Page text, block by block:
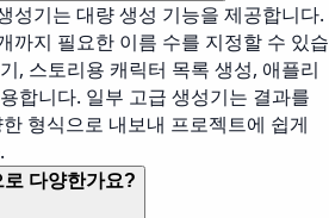
성기는 대량 생성 기능을 제공합니다.
까지 필요한 이름 수를 지정할 수 있습
, 스토리용 캐릭터 목록 생성, 애플리
합니다. 일부 고급 생성기는 결과를
형식으로 내보내 프로젝트에 쉽게
다양한가요?